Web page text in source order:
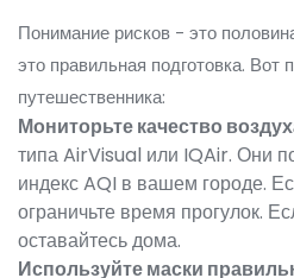
Понимание рисков - это
это правильная подготовка. Вот
путешественника:
Мониторьте качество
типа AirVisual или IQAir. Они
индекс AQI в вашем городе.
ограничьте время прогулок.
оставайтесь дома.
Используйте маски